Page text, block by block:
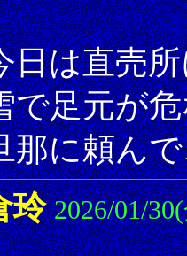
日は直売
で足元が
那に頼ん
玲 2026/01/